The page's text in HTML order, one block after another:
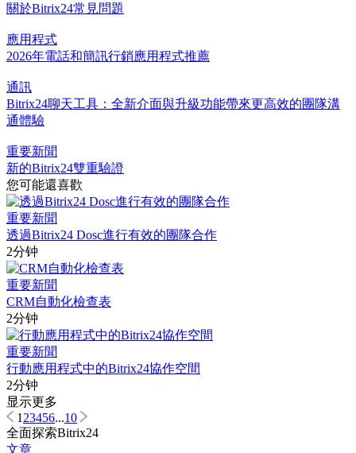
關於Bitrix24常見問題
應用程式
2026年電話和簡訊行銷應用程式推薦
通訊
Bitrix24聊天工具：全新介面與升級功能帶來更高效的團隊溝
通體驗
重要新聞
新的Bitrix24雙重驗證
您可能還喜歡
重要新聞
透過Bitrix24 Dosc進行有效的團隊合作
2分钟
重要新聞
CRM自動化檢查表
2分钟
重要新聞
行動應用程式中的Bitrix24協作空間
2分钟
显示更多
123456...10
全面探索Bitrix24
文章